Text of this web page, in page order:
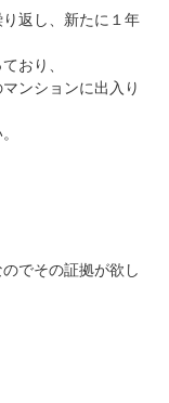
返し、新たに１年
おり、
ンションに出入り
でその証拠が欲し